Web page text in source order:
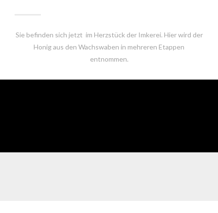
Sie befinden sich jetzt im Herzstück der Imkerei. Hier wird der
Honig aus den Wachswaben in mehreren Etappen
entnommen.